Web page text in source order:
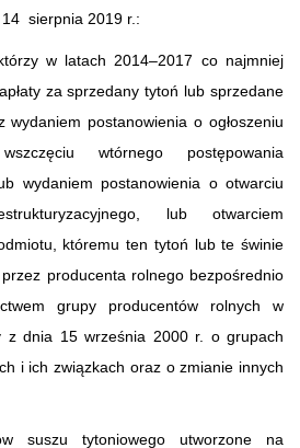
sierpnia 2019 r.:
w latach 2014–2017 co najmniej
za sprzedany tytoń lub sprzedane
wydaniem postanowienia o ogłoszeniu
wtórnego postępowania
wydaniem postanowienia o otwarciu
lub otwarciem
któremu ten tytoń lub te świnie
przez producenta rolnego bezpośrednio
grupy producentów rolnych w
z dnia 15 września 2000 r. o grupach
i ich związkach oraz o zmianie innych
suszu tytoniowego utworzone na